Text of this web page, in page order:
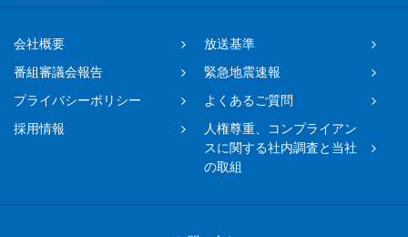
会社概要
放送基準
番組審議会報告
緊急地震速報
プライバシーポリシー
よくあるご質問
採用情報
人権尊重、コンプライアン
スに関する社内調査と当社
の取組